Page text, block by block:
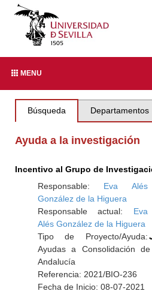
MENU
Búsqueda Departamentos
Ayuda a la investigación
Incentivo al Grupo de
Responsable: Eva Alés
González de la Higuera
Responsable actual: Eva
Alés González de la Higuera
Tipo de Proyecto/Ayuda:
Ayudas a Consolidación
Andalucía
Referencia: 2021/BIO-236
Fecha de Inicio: 08-07-2021